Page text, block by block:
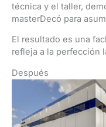
técnica y el taller,
masterDecó para
El resultado es una
refleja a la perfección
Después